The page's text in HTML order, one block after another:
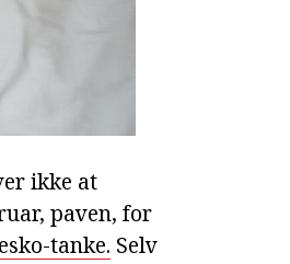
ikke at
paven, for
tanke. Selv